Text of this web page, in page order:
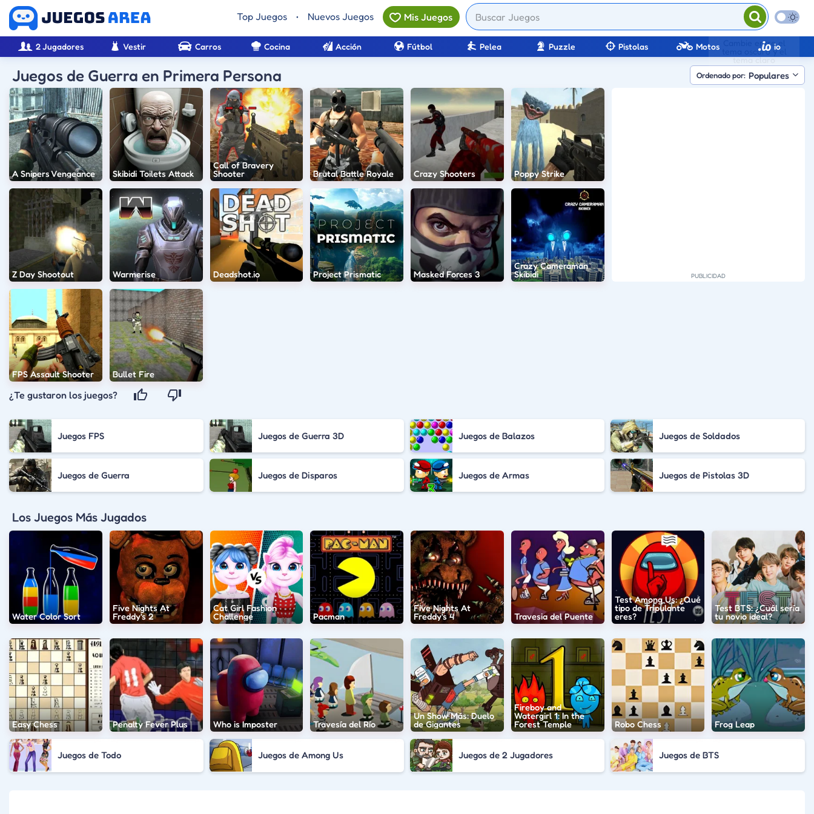
Top Juegos • Nuevos Juegos Mis Juegos
2 Jugadores Vestir Carros Cocina Acción Fútbol Pelea Puzzle Pistolas Motos io
Juegos de Guerra en Primera Persona Ordenado por: Populares
A Snipers Vengeance Skibidi Toilets Attack
Call of Bravery
Shooter
Brutal Battle Royale Crazy Shooters Poppy Strike
Z Day Shootout Warmerise Deadshot.io Project Prismatic Masked Forces 3
Crazy Cameraman
Skibidi
FPS Assault Shooter Bullet Fire
¿Te gustaron los juegos?
Juegos FPS Juegos de Guerra 3D Juegos de Balazos Juegos de Soldados
Juegos de Guerra Juegos de Disparos Juegos de Armas Juegos de Pistolas 3D
Los Juegos Más Jugados
Water Color Sort
Five Nights At
Freddy's 2
Cat Girl Fashion
Challenge
Pacman
Five Nights At
Freddy's 4
Travesia del Puente
Test Among Us: ¿Qué
tipo de Tripulante
eres?
Test BTS: ¿Cuál sería
tu novio ideal?
Easy Chess Penalty Fever Plus Who is Imposter Travesía del Río
Un Show Más: Duelo
de Gigantes
Fireboy and
Watergirl 1: In the
Forest Temple
Robo Chess Frog Leap
Juegos de Todo Juegos de Among Us Juegos de 2 Jugadores Juegos de BTS